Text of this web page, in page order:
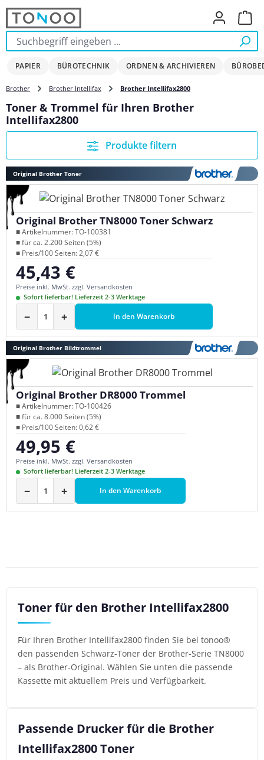
Zum Hauptinhalt springen
PAPIER BÜROTECHNIK ORDNEN & ARCHIVIEREN
Brother Brother Intellifax Brother Intellifax2800
Toner & Trommel für Ihren Brother
Intellifax2800
Produkte filtern
Original Brother Toner
Original Brother TN8000 Toner Schwarz
■ Artikelnummer: TO-100381
■ für ca. 2.200 Seiten (5%)
■ Preis/100 Seiten: 2,07 €
Regulärer Preis:
45,43 €
Preise inkl. MwSt. zzgl. Versandkosten
Sofort lieferbar! Lieferzeit 2-3 Werktage
− + In den Warenkorb
Original Brother Bildtrommel
Original Brother DR8000 Trommel
■ Artikelnummer: TO-100426
■ für ca. 8.000 Seiten (5%)
■ Preis/100 Seiten: 0,62 €
Regulärer Preis:
49,95 €
Preise inkl. MwSt. zzgl. Versandkosten
Sofort lieferbar! Lieferzeit 2-3 Werktage
− + In den Warenkorb
Toner für den Brother Intellifax2800
Für Ihren Brother Intellifax2800 finden Sie bei tonoo®
den passenden Schwarz-Toner der Brother-Serie TN8000
– als Brother-Original. Wählen Sie unten die passende
Kassette mit aktuellem Preis und Verfügbarkeit.
Passende Drucker für die Brother
Intellifax2800 Toner